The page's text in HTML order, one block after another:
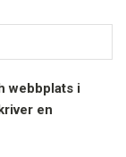
webbplats i
en